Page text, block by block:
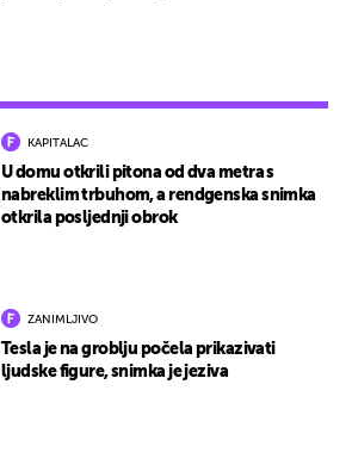
KAPITALAC
U domu otkrili pitona od dva metra s
nabreklim trbuhom, a rendgenska snimka
otkrila posljednji obrok
ZANIMLJIVO
Tesla je na groblju počela prikazivati
ljudske figure, snimka je jeziva